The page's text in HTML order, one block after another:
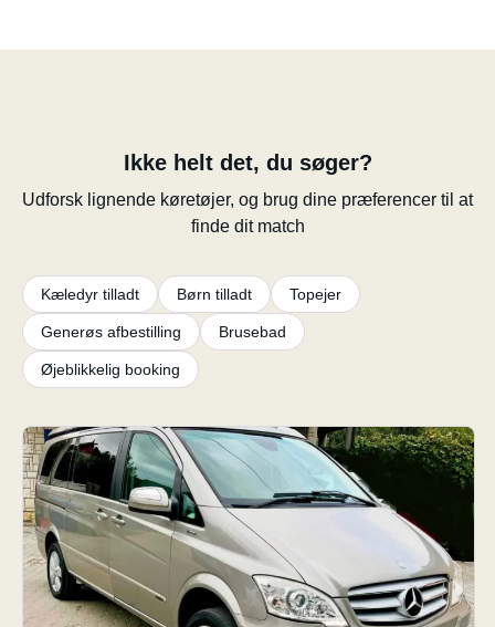
Ikke helt det, du søger?
Udforsk lignende køretøjer, og brug dine præferencer til at
finde dit match
Kæledyr tilladt Børn tilladt Topejer
Generøs afbestilling Brusebad
Øjeblikkelig booking